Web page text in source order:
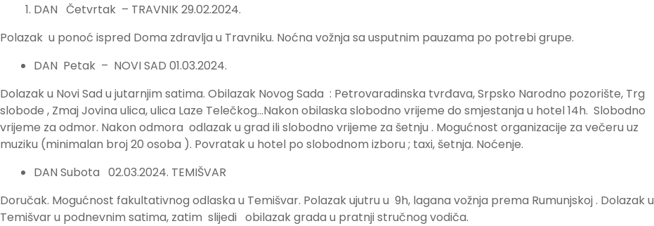
DAN Četvrtak – TRAVNIK 29.02.2024.
Polazak u ponoć ispred Doma zdravlja u Travniku. Noćna vožnja sa usputnim pauzama po potrebi grupe.
DAN Petak – NOVI SAD 01.03.2024.
Dolazak u Novi Sad u jutarnjim satima. Obilazak Novog Sada : Petrovaradinska tvrđava, Srpsko Narodno pozorište, Trg
slobode , Zmaj Jovina ulica, ulica Laze Telečkog…Nakon obilaska slobodno vrijeme do smjestanja u hotel 14h. Slobodno
vrijeme za odmor. Nakon odmora odlazak u grad ili slobodno vrijeme za šetnju . Mogućnost organizacije za večeru uz
muziku (minimalan broj 20 osoba ). Povratak u hotel po slobodnom izboru ; taxi, šetnja. Noćenje.
DAN Subota 02.03.2024. TEMIŠVAR
Doručak. Mogućnost fakultativnog odlaska u Temišvar. Polazak ujutru u 9h, lagana vožnja prema Rumunjskoj . Dolazak u
Temišvar u podnevnim satima, zatim slijedi obilazak grada u pratnji stručnog vodiča.